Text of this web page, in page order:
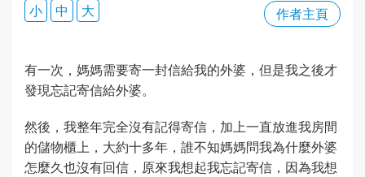
作者主頁
小 中 大
有一次，媽媽需要寄一封信給我的外婆，但是我之後才
發現忘記寄信給外婆。
然後，我整年完全沒有記得寄信，加上一直放進我房間
的儲物櫃上，大約十多年，誰不知媽媽問我為什麼外婆
怎麼久也沒有回信，原來我想起我忘記寄信，因為我想